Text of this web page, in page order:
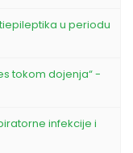
u periodu
tokom dojenja“ -
infekcije i